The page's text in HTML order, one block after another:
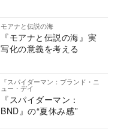
モアナと伝説の海
『モアナと伝説の海』実
写化の意義を考える
『スパイダーマン：ブランド・ニ
ュー・デイ
『スパイダーマン：
BND』の“夏休み感”